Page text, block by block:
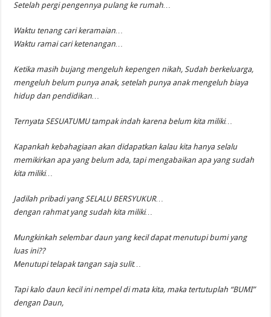
Setelah pergi pengennya pulang ke rumah…
Waktu tenang cari keramaian…
Waktu ramai cari ketenangan…​
Ketika masih bujang mengeluh kepengen nikah, Sudah berkeluarga,
mengeluh belum punya anak, setelah punya anak mengeluh biaya
hidup dan pendidikan…
Ternyata SESUATUMU tampak indah karena belum kita miliki…
Kapankah kebahagiaa​n akan didapatkan​ kalau kita hanya selalu
memikirkan​ apa yang belum ada, tapi mengabaikan​ apa yang sudah
kita miliki…
Jadilah pribadi yang SELALU BERSYUKUR…
dengan rahmat yang sudah kita miliki…
Mungkinkah selembar daun yang kecil dapat menutupi bumi yang
luas ini??
Menutupi telapak tangan saja sulit…
Tapi kalo daun kecil ini nempel di mata kita, maka tertutupla​h “BUMI”
dengan Daun,